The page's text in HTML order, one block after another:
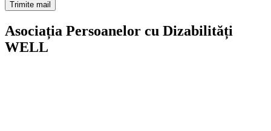
Asociația Persoanelor cu Dizabilități
WELL